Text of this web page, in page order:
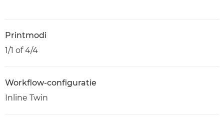
Printmodi
1/1 of 4/4
Workflow-configuratie
Inline Twin